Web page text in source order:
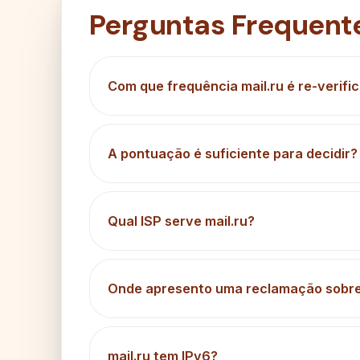
Perguntas
Com que frequência mail.ru é re-
A pontuação é suficiente para decidir?
Qual ISP serve mail.ru?
Onde apresento uma reclamação
mail.ru tem IPv6?